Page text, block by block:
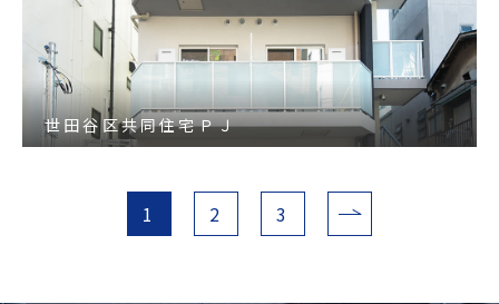
世田谷区共同住宅ＰＪ
1 2 3